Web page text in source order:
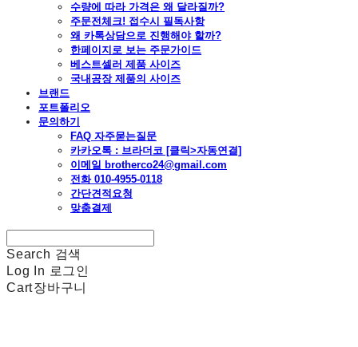
수량에 따라 가격은 왜 달라질까?
주문전체크! 접수시 필독사항
왜 카톡상담으로 진행해야 할까?
한페이지로 보는 주문가이드
베스트셀러 제품 사이즈
국내공장 제품의 사이즈
브랜드
포트폴리오
문의하기
FAQ 자주묻는질문
카카오톡 : 브라더코 [클릭>자동연결]
이메일 brotherco24@gmail.com
전화 010-4955-0118
간단견적요청
맞춤결제
Search 검색
Log In 로그인
Cart장바구니